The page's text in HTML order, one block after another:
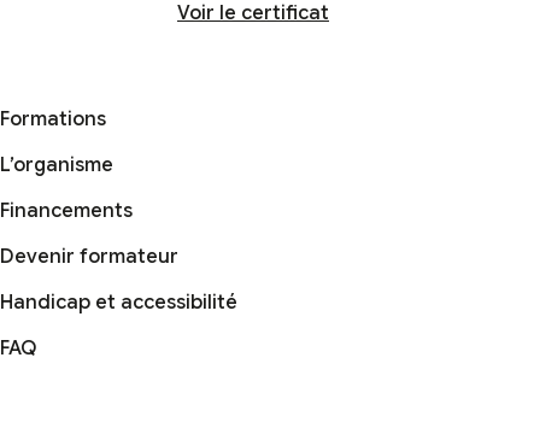
Voir le certificat
Formations
L’organisme
Financements
Devenir formateur
Handicap et accessibilité
FAQ